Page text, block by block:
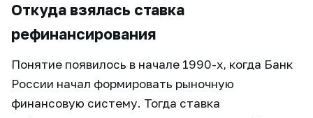
Откуда взялась ставка
рефинансирования
Понятие появилось в начале 1990-х, когда Банк
России начал формировать рыночную
финансовую систему. Тогда ставка